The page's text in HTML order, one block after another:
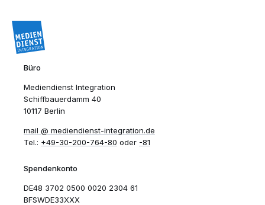
Büro
Mediendienst Integration
Schiffbauerdamm 40
10117 Berlin
mail​
mediendienst-integration.de
Tel.: +49-30-200-764-80 oder -81
Spendenkonto
DE48 3702 0500 0020 2304 61
BFSWDE33XXX